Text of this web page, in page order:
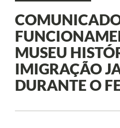
MUSEU
IMIGRAÇÃO
DURANTE O